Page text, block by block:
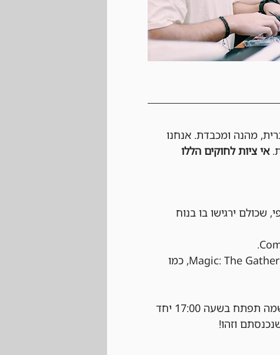
מהנה ומכבדת. אנחנו
אי ציות לחוקים הללו
שכולם ירגישו בו בנוח
הטורניר יתנהל לפי כל החוקים הרשמיים של Magic: The Gathering, כמו
נרשמים ביום של הטורניר עצמו בחנות בהתאם למקומות הפנויים. ההרשמה תפתח בשעה 17:00 יחד
וזהו!